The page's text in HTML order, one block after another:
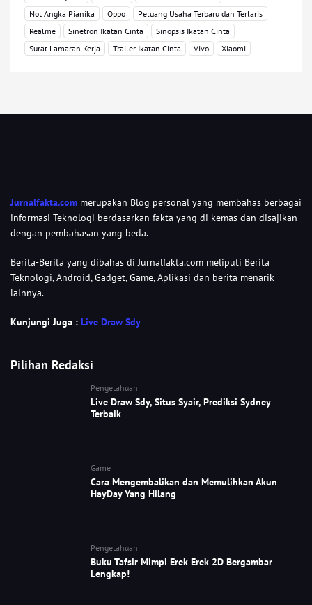
Not Angka Pianika
Oppo
Peluang Usaha Terbaru dan Terlaris
Realme
Sinetron Ikatan Cinta
Sinopsis Ikatan Cinta
Surat Lamaran Kerja
Trailer Ikatan Cinta Vivo Xiaomi
Jurnalfakta.com merupakan Blog personal yang membahas berbagai
informasi Teknologi berdasarkan fakta yang di kemas dan disajikan
dengan pembahasan yang beda.
Berita-Berita yang dibahas di Jurnalfakta.com meliputi Berita
Teknologi, Android, Gadget, Game, Aplikasi dan berita menarik
lainnya.
Kunjungi Juga : Live Draw Sdy
Pilihan Redaksi
Pengetahuan
Live Draw Sdy, Situs Syair, Prediksi Sydney
Terbaik
Game
Cara Mengembalikan dan Memulihkan Akun
HayDay Yang Hilang
Pengetahuan
Buku Tafsir Mimpi Erek Erek 2D Bergambar
Lengkap!